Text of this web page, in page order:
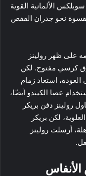
الألمانية القوية
بقسوة نحو جدران القفص
على ظهر رولينز
كرسي مفتوح. لكن
استعاد زمام
عصا الكيندو أيضًا،
رولينز دفن بريكر
لكن بريكر
أرسلت رولينز